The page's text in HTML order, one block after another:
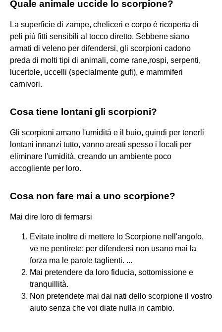
Quale animale uccide lo scorpione?
La superficie di zampe, cheliceri e corpo è ricoperta di
peli più fitti sensibili al tocco diretto. Sebbene siano
armati di veleno per difendersi, gli scorpioni cadono
preda di molti tipi di animali, come rane,rospi, serpenti,
lucertole, uccelli (specialmente gufi), e mammiferi
carnivori.
Cosa tiene lontani gli scorpioni?
Gli scorpioni amano l'umidità e il buio, quindi per tenerli
lontani innanzi tutto, vanno areati spesso i locali per
eliminare l'umidità, creando un ambiente poco
accogliente per loro.
Cosa non fare mai a uno scorpione?
Mai dire loro di fermarsi
Evitate inoltre di mettere lo Scorpione nell'angolo,
ve ne pentirete; per difendersi non usano mai la
forza ma le parole taglienti. ...
Mai pretendere da loro fiducia, sottomissione e
tranquillità.
Non pretendete mai dai nati dello scorpione il vostro
aiuto senza che voi diate nulla in cambio.